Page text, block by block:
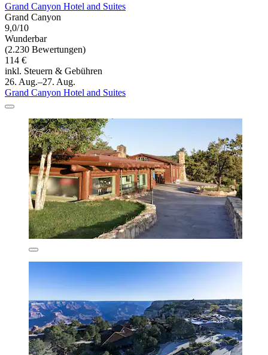
Grand Canyon Hotel and Suites
Grand Canyon
9,0/10
Wunderbar
(2.230 Bewertungen)
114 €
inkl. Steuern & Gebühren
26. Aug.–27. Aug.
Grand Canyon Hotel and Suites